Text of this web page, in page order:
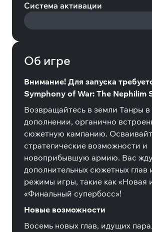
Система активации
Об игре
Внимание! Для запуска
Symphony of War: The Nephilim
Возвращайтесь в земли Танры в
дополнении, органично
сюжетную кампанию.
стратегические возможности и
новоприбывшую армию. Вас
дополнительных сюжетных глав
режимы игры, такие как «Новая
«Финальный супербосс»!
Новые возможности
Восемь новых глав, идущих